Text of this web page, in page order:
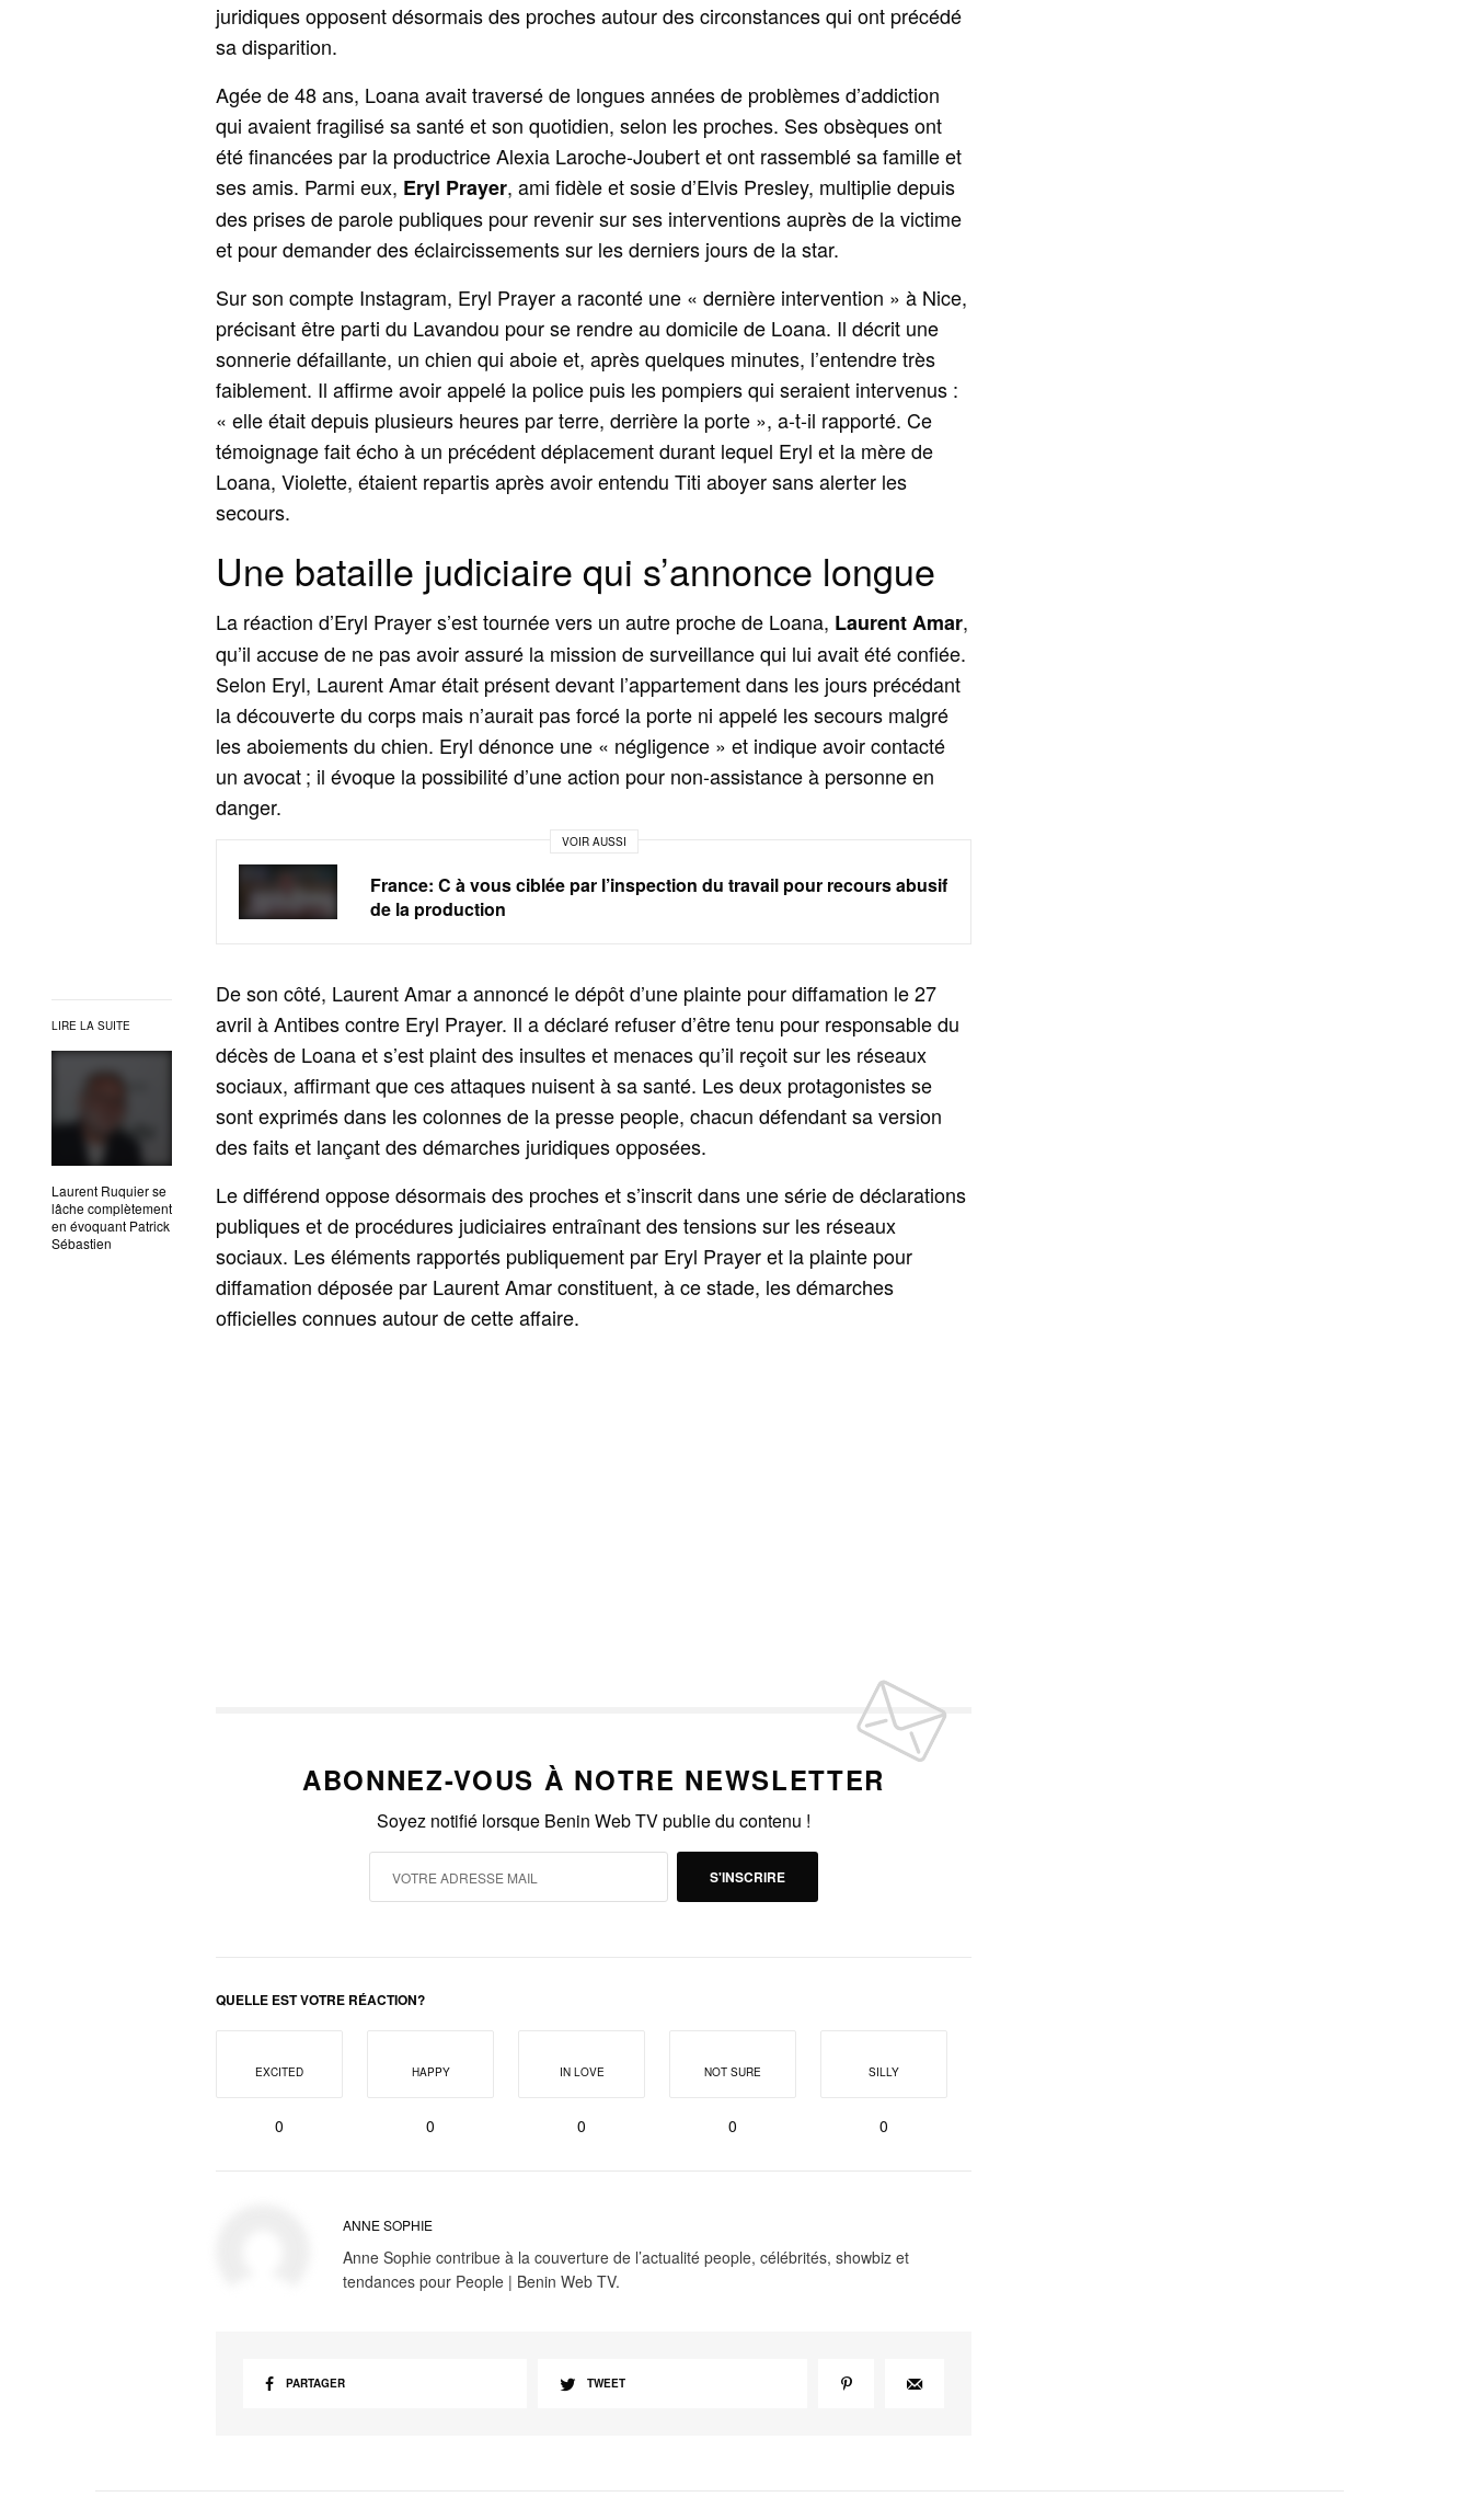
LIRE LA SUITE
Laurent Ruquier se
lâche complètement
en évoquant Patrick
Sébastien
juridiques opposent désormais des proches autour des circonstances qui ont précédé
sa disparition.
Agée de 48 ans, Loana avait traversé de longues années de problèmes d’addiction
qui avaient fragilisé sa santé et son quotidien, selon les proches. Ses obsèques ont
été financées par la productrice Alexia Laroche-Joubert et ont rassemblé sa famille et
ses amis. Parmi eux, Eryl Prayer, ami fidèle et sosie d’Elvis Presley, multiplie depuis
des prises de parole publiques pour revenir sur ses interventions auprès de la victime
et pour demander des éclaircissements sur les derniers jours de la star.
Sur son compte Instagram, Eryl Prayer a raconté une « dernière intervention » à Nice,
précisant être parti du Lavandou pour se rendre au domicile de Loana. Il décrit une
sonnerie défaillante, un chien qui aboie et, après quelques minutes, l’entendre très
faiblement. Il affirme avoir appelé la police puis les pompiers qui seraient intervenus :
« elle était depuis plusieurs heures par terre, derrière la porte », a-t-il rapporté. Ce
témoignage fait écho à un précédent déplacement durant lequel Eryl et la mère de
Loana, Violette, étaient repartis après avoir entendu Titi aboyer sans alerter les
secours.
Une bataille judiciaire qui s’annonce longue
La réaction d’Eryl Prayer s’est tournée vers un autre proche de Loana, Laurent Amar,
qu’il accuse de ne pas avoir assuré la mission de surveillance qui lui avait été confiée.
Selon Eryl, Laurent Amar était présent devant l’appartement dans les jours précédant
la découverte du corps mais n’aurait pas forcé la porte ni appelé les secours malgré
les aboiements du chien. Eryl dénonce une « négligence » et indique avoir contacté
un avocat ; il évoque la possibilité d’une action pour non-assistance à personne en
danger.
VOIR AUSSI
France: C à vous ciblée par l’inspection du travail pour recours abusif
de la production
De son côté, Laurent Amar a annoncé le dépôt d’une plainte pour diffamation le 27
avril à Antibes contre Eryl Prayer. Il a déclaré refuser d’être tenu pour responsable du
décès de Loana et s’est plaint des insultes et menaces qu’il reçoit sur les réseaux
sociaux, affirmant que ces attaques nuisent à sa santé. Les deux protagonistes se
sont exprimés dans les colonnes de la presse people, chacun défendant sa version
des faits et lançant des démarches juridiques opposées.
Le différend oppose désormais des proches et s’inscrit dans une série de déclarations
publiques et de procédures judiciaires entraînant des tensions sur les réseaux
sociaux. Les éléments rapportés publiquement par Eryl Prayer et la plainte pour
diffamation déposée par Laurent Amar constituent, à ce stade, les démarches
officielles connues autour de cette affaire.
ABONNEZ-VOUS À NOTRE NEWSLETTER
Soyez notifié lorsque Benin Web TV publie du contenu !
S'INSCRIRE
QUELLE EST VOTRE RÉACTION?
EXCITED
0
HAPPY
0
IN LOVE
0
NOT SURE
0
SILLY
0
ANNE SOPHIE
Anne Sophie contribue à la couverture de l’actualité people, célébrités, showbiz et
tendances pour People | Benin Web TV.
PARTAGER TWEET